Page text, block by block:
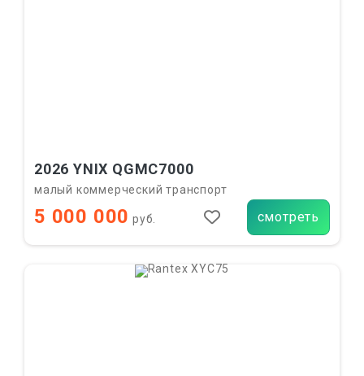
2026 YNIX QGMC7000
малый коммерческий транспорт
5 000 000 руб. смотреть